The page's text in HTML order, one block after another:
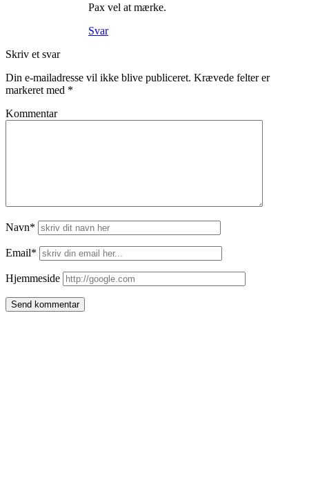
Pax vel at mærke.
Svar
Skriv et svar
Din e-mailadresse vil ikke blive publiceret. Krævede felter er
markeret med *
Kommentar
Navn*
Email*
Hjemmeside